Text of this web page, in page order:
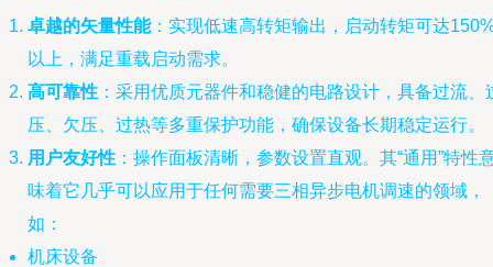
卓越的矢量性能：实现低速高转矩输出，启动转矩可达
以上，满足重载启动需求。
高可靠性 ：采用优质元器件和稳健的电路设计，具备过流、
压、欠压、过热等多重保护功能，确保设备长期稳定运行。
用户友好性 ：操作面板清晰，参数设置直观。其“通用”特性
味着它几乎可以应用于任何需要三相异步电机调速的领域，
如：
机床设备